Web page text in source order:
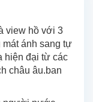
view hồ với 3
mát ánh sang tự
hiện đại từ các
châu âu.ban